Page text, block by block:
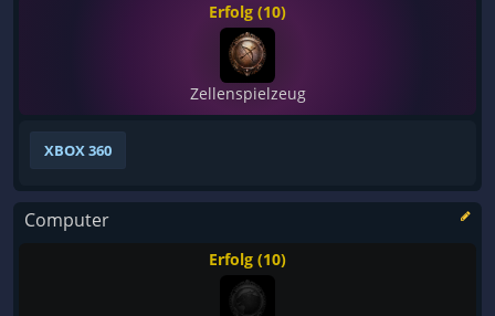
Erfolg (10)
Zellenspielzeug
XBOX 360
Computer
Erfolg (10)